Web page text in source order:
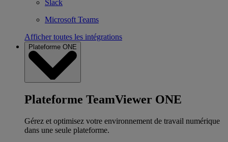
Slack
Microsoft Teams
Afficher toutes les intégrations
Plateforme ONE
Plateforme TeamViewer ONE
Gérez et optimisez votre environnement de travail numérique
dans une seule plateforme.